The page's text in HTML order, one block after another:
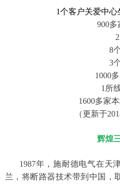
1个客户关爱中
900多
8
3
1000
1所
1600多家
（更新于
辉煌
1987年，施耐德电气在天
兰，将断路器技术带到中国，